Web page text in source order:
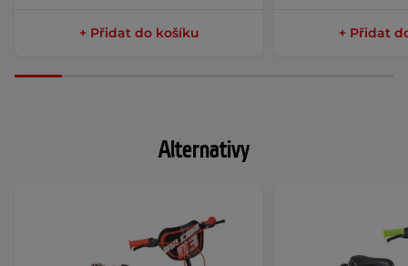
+ Přidat do košíku + Přidat
Alternativy